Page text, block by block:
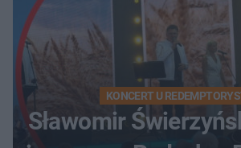
KONCERT U
Sławomir